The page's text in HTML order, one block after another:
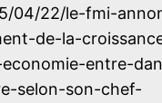
04/22/le-fmi-
de-la-
entre-
selon-son-chef-